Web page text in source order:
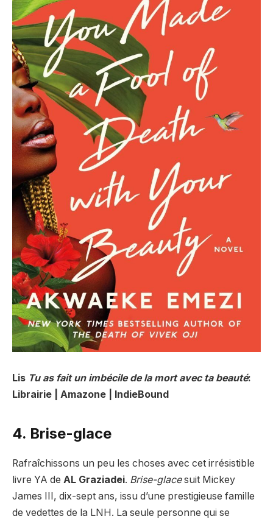
Lis Tu as fait un imbécile de la mort avec ta beauté:
Librairie | Amazone | IndieBound
4. Brise-glace
Rafraîchissons un peu les choses avec cet irrésistible
livre YA de AL Graziadei. Brise-glacesuit Mickey
James III, dix-sept ans, issu d’une prestigieuse famille
de vedettes de la LNH. La seule personne qui se